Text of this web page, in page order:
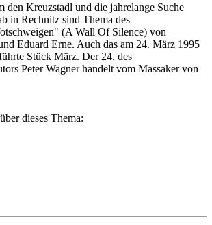
den Kreuzstadl und die jahrelange Suche
in Rechnitz sind Thema des
(A Wall Of Silence) von
Eduard Erne. Auch das am 24. März 1995
Stück März. Der 24. des
Peter Wagner handelt vom Massaker von
dieses Thema: